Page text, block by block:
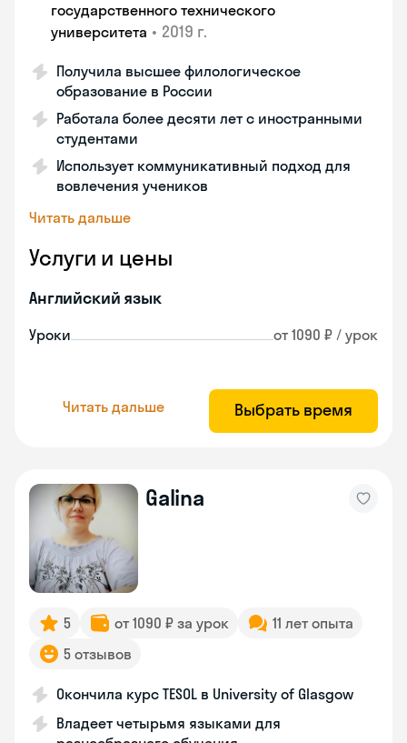
государственного технического
университета • 2019 г.
Получила высшее филологическое
образование в России
Работала более десяти лет с иностранными
студентами
Использует коммуникативный подход для
вовлечения учеников
Читать дальше
Услуги и цены
Английский язык
Уроки от 1090 ₽ / урок
Читать дальше Выбрать время
Galina
5 от 1090 ₽ за урок
11 лет опыта
5 отзывов
Окончила курс TESOL в University of Glasgow
Владеет четырьмя языками для